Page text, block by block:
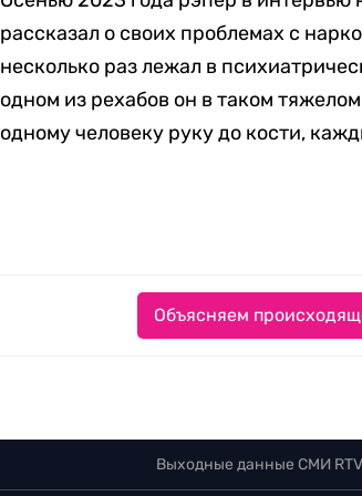
рассказал о своих проблемах с
несколько раз лежал в
одном из рехабов он в таком
одному человеку руку до кости,
Объясняем
Выходные данные СМИ